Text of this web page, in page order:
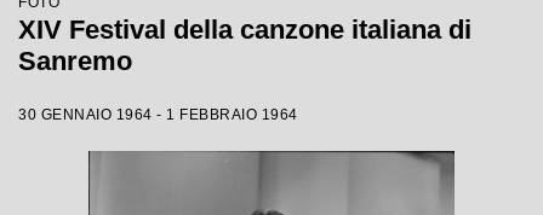
XIV Festival della canzone italiana di
Sanremo
30 GENNAIO 1964 - 1 FEBBRAIO 1964